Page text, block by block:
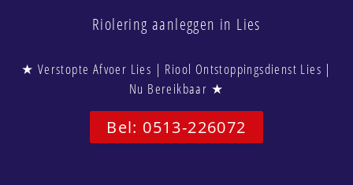
Riolering aanleggen in Lies
★ Verstopte Afvoer Lies | Riool Ontstoppingsdienst Lies |
Nu Bereikbaar ★
Bel: 0513-226072